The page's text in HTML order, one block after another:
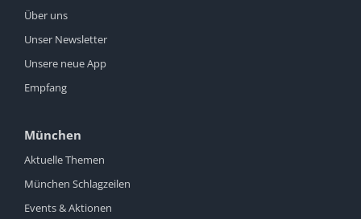
Über uns
Unser Newsletter
Unsere neue App
Empfang
München
Aktuelle Themen
München Schlagzeilen
Events & Aktionen